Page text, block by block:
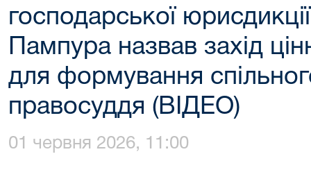
господарської
Пампура назвав захід
для формування
правосуддя (ВІДЕО)
01 червня 2026, 11:00